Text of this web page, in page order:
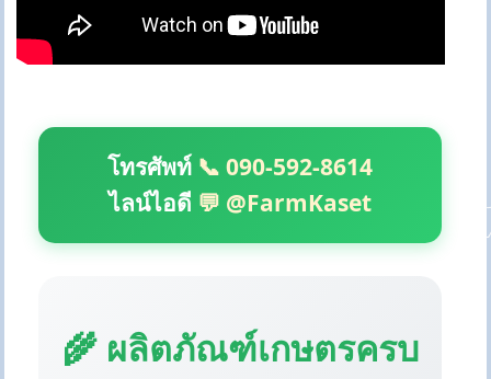
โทรศัพท์ 📞 090-592-8614
ไลน์ไอดี 💬 @FarmKaset
🌾 ผลิตภัณฑ์เกษตรครบ